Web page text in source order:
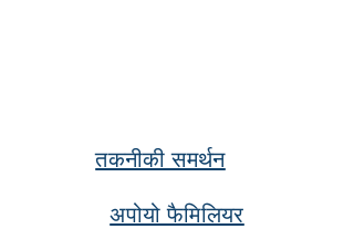
तकनीकी समर्थन
अपोयो फैमिलियर